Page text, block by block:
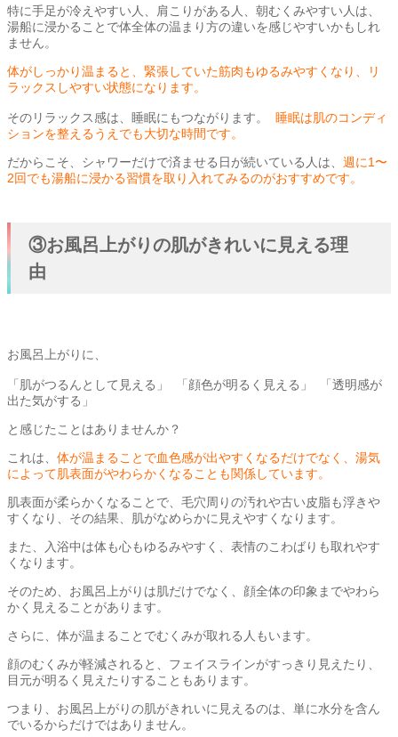
特に手足が冷えやすい人、肩こりがある人、朝むくみやすい人は、
湯船に浸かることで体全体の温まり方の違いを感じやすいかもしれ
ません。
体がしっかり温まると、緊張していた筋肉もゆるみやすくなり、リ
ラックスしやすい状態になります。
そのリラックス感は、睡眠にもつながります。
睡眠は肌のコンディ
ションを整えるうえでも大切な時間です。
だからこそ、シャワーだけで済ませる日が続いている人は、 週に1〜
2回でも湯船に浸かる習慣を取り入れてみるのがおすすめです。
③お風呂上がりの肌がきれいに見える理
由
お風呂上がりに、
「肌がつるんとして見える」 「顔色が明るく見える」 「透明感が
出た気がする」
と感じたことはありませんか？
これは、 体が温まることで血色感が出やすくなるだけでなく、湯気
によって肌表面がやわらかくなることも関係しています。
肌表面が柔らかくなることで、毛穴周りの汚れや古い皮脂も浮きや
すくなり、その結果、肌がなめらかに見えやすくなります。
また、入浴中は体も心もゆるみやすく、表情のこわばりも取れやす
くなります。
そのため、お風呂上がりは肌だけでなく、顔全体の印象までやわら
かく見えることがあります。
さらに、体が温まることでむくみが取れる人もいます。
顔のむくみが軽減されると、フェイスラインがすっきり見えたり、
目元が明るく見えたりすることもあります。
つまり、お風呂上がりの肌がきれいに見えるのは、単に水分を含ん
でいるからだけではありません。